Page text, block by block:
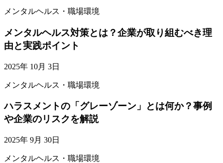
メンタルヘルス・職場環境
メンタルヘルス対策とは？企業が取り組むべき理
由と実践ポイント
2025年 10月 3日
メンタルヘルス・職場環境
ハラスメントの「グレーゾーン」とは何か？事例
や企業のリスクを解説
2025年 9月 30日
メンタルヘルス・職場環境